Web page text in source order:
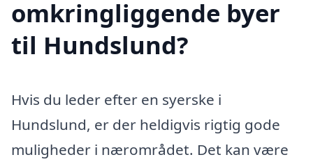
omkringliggende byer
til Hundslund?
Hvis du leder efter en syerske i
Hundslund, er der heldigvis rigtig gode
muligheder i nærområdet. Det kan være